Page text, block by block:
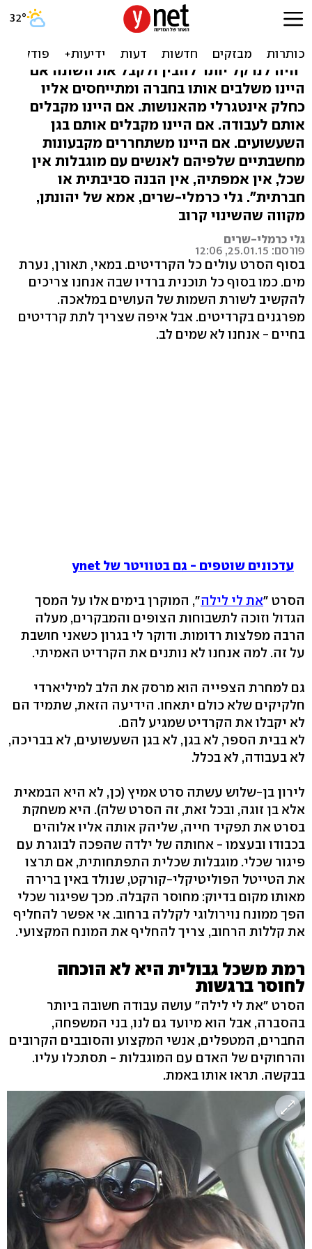
הגיע הזמן שתבינו: אדם עם
מוגבלות הוא לא אדם בלי שכל
"היה לנו קל יותר להבין ולקבל את השונה אם
היינו משלבים אותו בחברה ומתייחסים אליו
כחלק אינטגרלי מהאנושות. אם היינו מקבלים
אותם לעבודה. אם היינו מקבלים אותם בגן
השעשועים. אם היינו משתחררים מקבעונות
מחשבתיים שלפיהם לאנשים עם מוגבלות אין
שכל, אין אמפתיה, אין הבנה סביבתית או
חברתית". גלי כרמלי-שרים, אמא של יהונתן,
מקווה שהשינוי קרוב
גלי כרמלי-שרים
פורסם: 25.01.15, 12:06
בסוף הסרט עולים כל הקרדיטים. במאי, תאורן, נערת
מים. כמו בסוף כל תוכנית ברדיו שבה אנחנו צריכים
להקשיב לשורת השמות של העושים במלאכה.
מפרגנים בקרדיטים. אבל איפה שצריך לתת קרדיטים
בחיים - אנחנו לא שמים לב.
עדכונים שוטפים - גם בטוויטר של ynet
הסרט "את לי לילה", המוקרן בימים אלו על המסך
הגדול וזוכה לתשבוחות הצופים והמבקרים, מעלה
הרבה מפלצות רדומות. ודוקר לי בגרון כשאני חושבת
על זה. למה אנחנו לא נותנים את הקרדיט האמיתי.
גם למחרת הצפייה הוא מרסק את הלב למיליארדי
חלקיקים שלא כולם יתאחו. הידיעה הזאת, שתמיד הם
לא יקבלו את הקרדיט שמגיע להם.
לא בבית הספר, לא בגן, לא בגן השעשועים, לא בבריכה,
לא בעבודה, לא בכלל.
לירון בן-שלוש עשתה סרט אמיץ (כן, לא היא הבמאית
אלא בן זוגה, ובכל זאת, זה הסרט שלה). היא משחקת
בסרט את תפקיד חייה, שליהק אותה אליו אלוהים
בכבודו ובעצמו - אחותה של ילדה שהפכה לבוגרת עם
פיגור שכלי. מוגבלות שכלית התפתחותית, אם תרצו
את הטייטל הפוליטיקלי-קורקט, שנולד באין ברירה
מאותו מקום בדיוק: מחוסר הקבלה. מכך שפיגור שכלי
הפך ממונח נוירולוגי לקללה ברחוב. אי אפשר להחליף
את קללות הרחוב, צריך להחליף את המונח המקצועי.
רמת משכל גבולית היא לא הוכחה
לחוסר ברגשות
הסרט "את לי לילה" עושה עבודה חשובה ביותר
בהסברה, אבל הוא מיועד גם לנו, בני המשפחה,
החברים, המטפלים, אנשי המקצוע והסובבים הקרובים
והרחוקים של האדם עם המוגבלות - תסתכלו עליו.
בבקשה. תראו אותו באמת.